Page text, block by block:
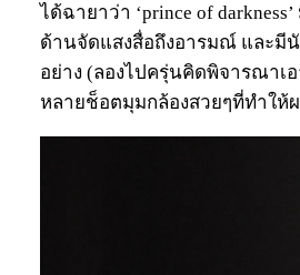
ได้ฉายาว่า ‘prince of
ด้านจัดแสงสื่อถึงอารมณ์ และมี
อย่าง (ลองไปครุ่นคิดพิจารณาเ
หลายช็อตมุมกล้องสวยๆที่ทำให้